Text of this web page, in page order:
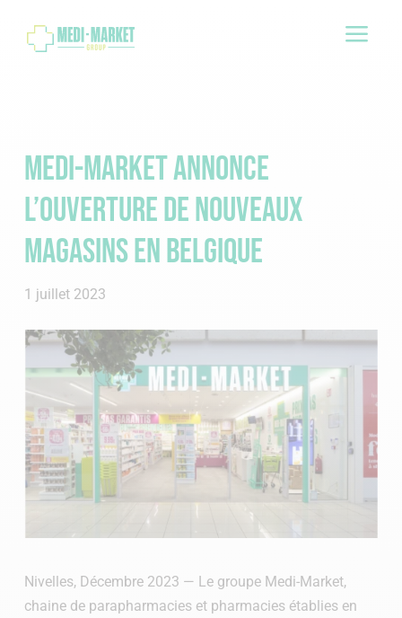
a
Medi-Market annonce
l’ouverture de nouveaux
magasins en Belgique
1 juillet 2023
Nivelles, Décembre 2023 — Le groupe Medi-Market,
chaine de parapharmacies et pharmacies établies en